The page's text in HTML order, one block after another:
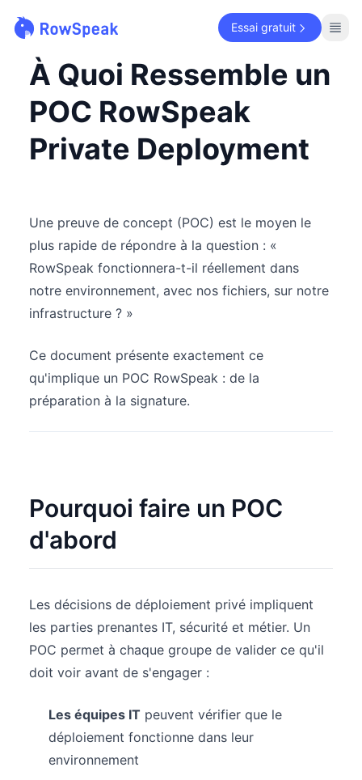
Essai gratuit
À Quoi Ressemble un
POC RowSpeak
Private Deployment
Une preuve de concept (POC) est le moyen le
plus rapide de répondre à la question : «
RowSpeak fonctionnera-t-il réellement dans
notre environnement, avec nos fichiers, sur notre
infrastructure ? »
Ce document présente exactement ce
qu'implique un POC RowSpeak : de la
préparation à la signature.
Pourquoi faire un POC
d'abord
Les décisions de déploiement privé impliquent
les parties prenantes IT, sécurité et métier. Un
POC permet à chaque groupe de valider ce qu'il
doit voir avant de s'engager :
Les équipes IT peuvent vérifier que le
déploiement fonctionne dans leur
environnement